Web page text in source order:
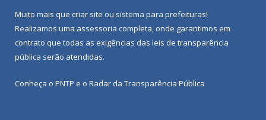
Muito mais que criar site ou sistema para prefeituras!
Realizamos uma assessoria completa, onde garantimos em
contrato que todas as exigências das leis de transparência
pública serão atendidas.
Conheça o PNTP e o Radar da Transparência Pública